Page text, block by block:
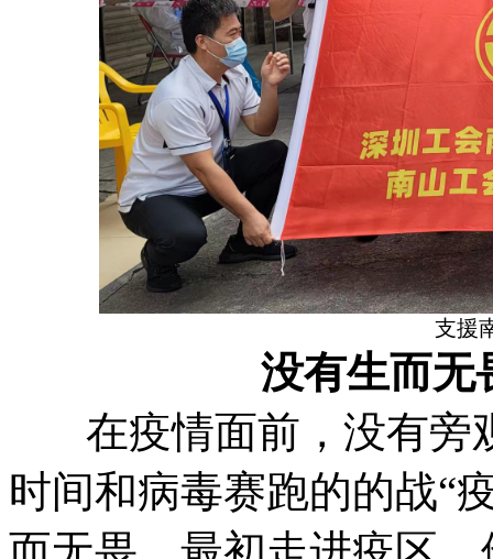
支援
没有生而无
在疫情面前，没有旁
时间和病毒赛跑的的战“